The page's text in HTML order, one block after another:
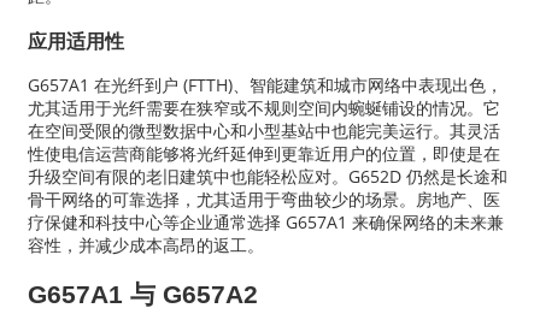
应用适用性
G657A1 在光纤到户 (FTTH)、智能建筑和城市网络中表现出色，
尤其适用于光纤需要在狭窄或不规则空间内蜿蜒铺设的情况。它
在空间受限的微型数据中心和小型基站中也能完美运行。其灵活
性使电信运营商能够将光纤延伸到更靠近用户的位置，即使是在
升级空间有限的老旧建筑中也能轻松应对。G652D 仍然是长途和
骨干网络的可靠选择，尤其适用于弯曲较少的场景。房地产、医
疗保健和科技中心等企业通常选择 G657A1 来确保网络的未来兼
容性，并减少成本高昂的返工。
G657A1 与 G657A2